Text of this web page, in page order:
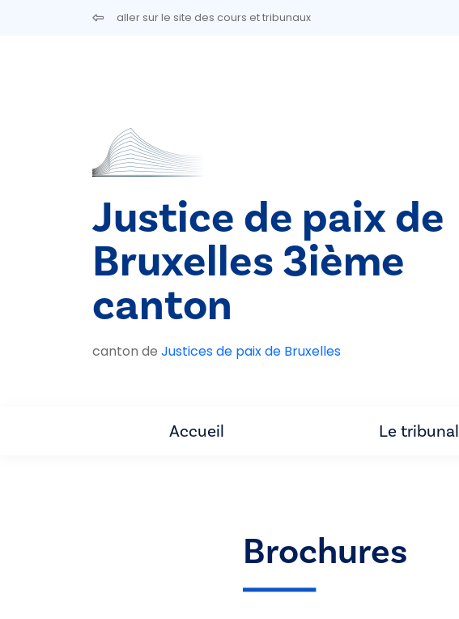
Aller au contenu principalaller sur le site des cours et tribunaux
Justice de paix de
Bruxelles 3ième
canton
canton de Justices de paix de Bruxelles
Accueil Le tribunal
Brochures